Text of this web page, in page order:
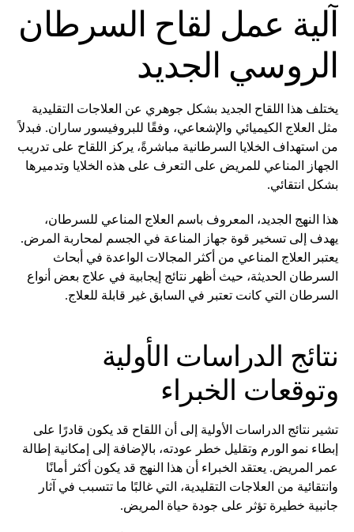
آلية عمل لقاح السرطان
الروسي الجديد
يختلف هذا اللقاح الجديد بشكل جوهري عن العلاجات التقليدية
مثل العلاج الكيميائي والإشعاعي، وفقًا للبروفيسور ساران. فبدلاً
من استهداف الخلايا السرطانية مباشرةً، يركز اللقاح على تدريب
الجهاز المناعي للمريض على التعرف على هذه الخلايا وتدميرها
بشكل انتقائي.
هذا النهج الجديد، المعروف باسم العلاج المناعي للسرطان،
يهدف إلى تسخير قوة جهاز المناعة في الجسم لمحاربة المرض.
يعتبر العلاج المناعي من أكثر المجالات الواعدة في أبحاث
السرطان الحديثة، حيث أظهر نتائج إيجابية في علاج بعض أنواع
السرطان التي كانت تعتبر في السابق غير قابلة للعلاج.
نتائج الدراسات الأولية
وتوقعات الخبراء
تشير نتائج الدراسات الأولية إلى أن اللقاح قد يكون قادرًا على
إبطاء نمو الورم وتقليل خطر عودته، بالإضافة إلى إمكانية إطالة
عمر المريض. يعتقد الخبراء أن هذا النهج قد يكون أكثر أمانًا
وانتقائية من العلاجات التقليدية، التي غالبًا ما تتسبب في آثار
جانبية خطيرة تؤثر على جودة حياة المريض.